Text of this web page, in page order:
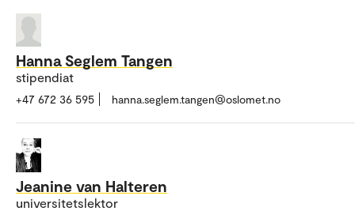
Hanna Seglem Tangen
stipendiat
+47 672 36 595 hanna.seglem.tangen@oslomet.no
Jeanine van Halteren
universitetslektor